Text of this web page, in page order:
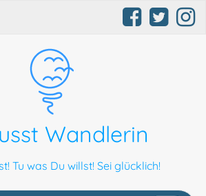
Wandlerin
Tu was Du willst! Sei glücklich!